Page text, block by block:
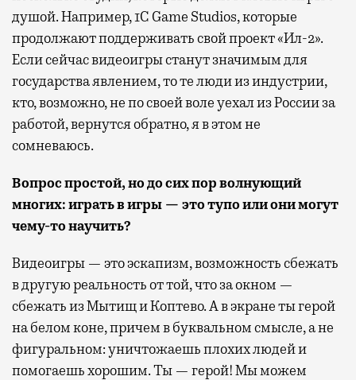
душой. Например, 1C Game Studios, которые
продолжают поддерживать свой проект «Ил-2».
Если сейчас видеоигры станут значимым для
государства явлением, то те люди из индустрии,
кто, возможно, не по своей воле уехал из России за
работой, вернутся обратно, я в этом не
сомневаюсь.
Вопрос простой, но до сих пор волнующий
многих: играть в игры — это тупо или они могут
чему-то научить?
Видеоигры — это эскапизм, возможность сбежать
в другую реальность от той, что за окном —
сбежать из Мытищ и Коптево. А в экране ты герой
на белом коне, причем в буквальном смысле, а не
фигуральном: уничтожаешь плохих людей и
помогаешь хорошим. Ты — герой! Мы можем